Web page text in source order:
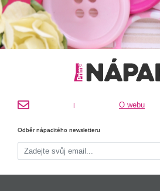
| O webu
Odběr nápaditého newsletteru